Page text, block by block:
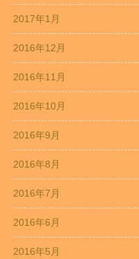
2017年1月
2016年12月
2016年11月
2016年10月
2016年9月
2016年8月
2016年7月
2016年6月
2016年5月